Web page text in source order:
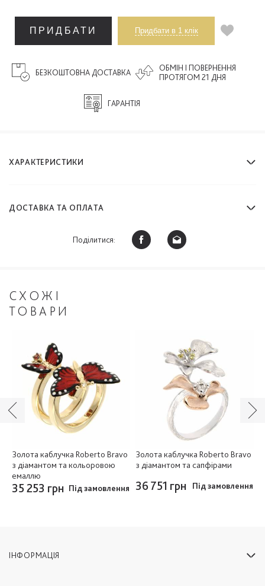
ПРИДБАТИ Придбати в 1 клік
ОБМІН І ПОВЕРНЕННЯ
ПРОТЯГОМ 21 ДНЯ
ГАРАНТІЯ
БЕЗКОШТОВНА ДОСТАВКА
ХАРАКТЕРИСТИКИ
ДОСТАВКА ТА ОПЛАТА
Поділитися:
СХОЖІ
ТОВАРИ
Золота каблучка Roberto Bravo
з діамантом та кольоровою
емаллю
35 253 грн Під замовлення
Золота каблучка Roberto Bravo
з діамантом та сапфірами
36 751 грн Під замовлення
ІНФОРМАЦІЯ